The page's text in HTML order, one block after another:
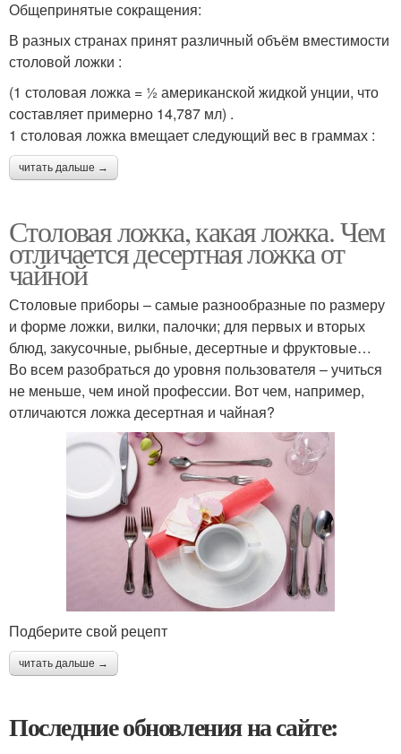
Общепринятые сокращения:
В разных странах принят различный объём вместимости
столовой ложки :
(1 столовая ложка = ½ американской жидкой унции, что
составляет примерно 14,787 мл) .
1 столовая ложка вмещает следующий вес в граммах :
читать дальше →
Столовая ложка, какая ложка. Чем
отличается десертная ложка от
чайной
Столовые приборы – самые разнообразные по размеру
и форме ложки, вилки, палочки; для первых и вторых
блюд, закусочные, рыбные, десертные и фруктовые…
Во всем разобраться до уровня пользователя – учиться
не меньше, чем иной профессии. Вот чем, например,
отличаются ложка десертная и чайная?
Подберите свой рецепт
читать дальше →
Последние обновления на сайте: